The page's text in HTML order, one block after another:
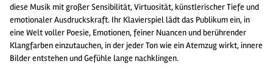
diese Musik mit großer Sensibilität, Virtuosität, künstlerischer Tiefe und
emotionaler Ausdruckskraft. Ihr Klavierspiel lädt das Publikum ein, in
eine Welt voller Poesie, Emotionen, feiner Nuancen und berührender
Klangfarben einzutauchen, in der jeder Ton wie ein Atemzug wirkt, innere
Bilder entstehen und Gefühle lange nachklingen.